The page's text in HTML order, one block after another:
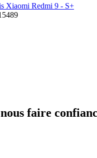
Xiaomi Redmi 9 - S+
faire